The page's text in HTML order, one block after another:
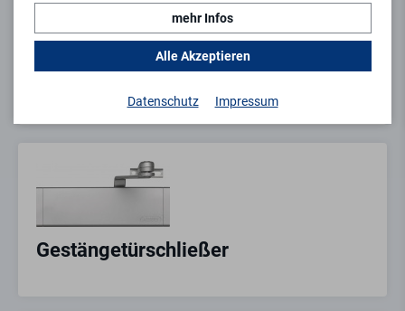
Bodentürschließer
Gestängetürschließer
mehr Infos
Alle Akzeptieren
Datenschutz Impressum